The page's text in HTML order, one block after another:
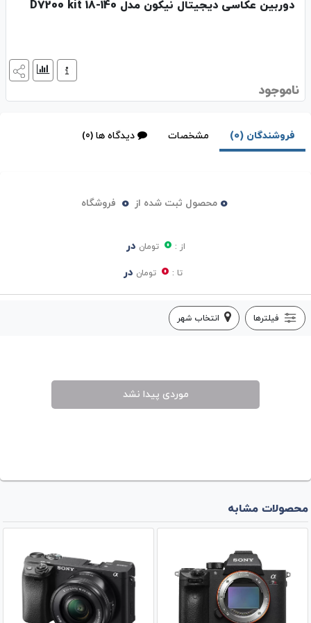
دوربین عکاسی دیجیتال نیکون مدل D7200 kit 18-140
ناموجود
فروشندگان (0) مشخصات دیدگاه ها (0)
0 محصول ثبت شده از 0 فروشگاه
از : 0 تومان در
تا : 0 تومان در
فیلترها انتخاب شهر
موردی پیدا نشد
محصولات مشابه